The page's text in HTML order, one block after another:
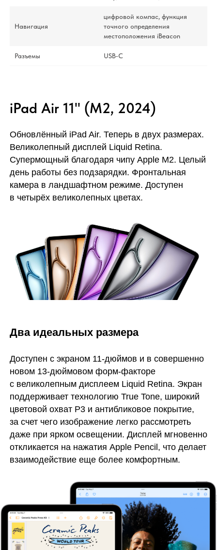
Навигация
цифровой компас, функция
точного определения
местоположения iBeacon
Разъемы USB‑C
iPad Air 11" (M2, 2024)
Обновлённый iPad Air. Теперь в двух размерах.
Великолепный дисплей Liquid Retina.
Супермощный благодаря чипу Apple M2. Целый
день работы без подзарядки. Фронтальная
камера в ландшафтном режиме. Доступен
в четырёх великолепных цветах.
Два идеальных размера
Доступен с экраном 11-дюймов и в совершенно
новом 13-дюймовом форм-факторе
с великолепным дисплеем Liquid Retina. Экран
поддерживает технологию True Tone, широкий
цветовой охват P3 и антибликовое покрытие,
за счет чего изображение легко рассмотреть
даже при ярком освещении. Дисплей мгновенно
откликается на нажатия Apple Pencil, что делает
взаимодействие еще более комфортным.